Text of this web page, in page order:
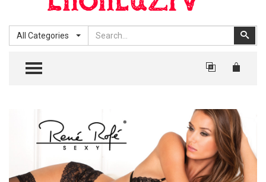
All Categories
Search
TOGGLE MENU